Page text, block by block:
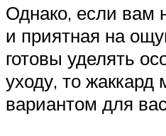
Однако, если вам
и приятная на
готовы уделять
уходу, то жаккард
вариантом для